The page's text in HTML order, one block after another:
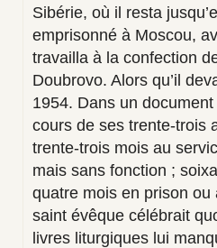
Sibérie, où il resta
emprisonné à Moscou,
travailla à la confection
Doubrovo. Alors qu’il
1954. Dans un
cours de ses trente-trois
trente-trois mois au
mais sans fonction ;
quatre mois en prison ou
saint évêque célébrait
livres liturgiques lui